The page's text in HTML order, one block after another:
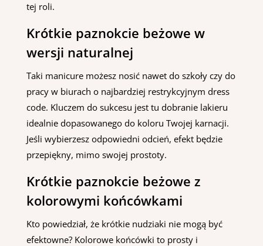
tej roli.
Krótkie paznokcie beżowe w
wersji naturalnej
Taki manicure możesz nosić nawet do szkoły czy do
pracy w biurach o najbardziej restrykcyjnym dress
code. Kluczem do sukcesu jest tu dobranie lakieru
idealnie dopasowanego do koloru Twojej karnacji.
Jeśli wybierzesz odpowiedni odcień, efekt będzie
przepiękny, mimo swojej prostoty.
Krótkie paznokcie beżowe z
kolorowymi końcówkami
Kto powiedział, że krótkie nudziaki nie mogą być
efektowne? Kolorowe końcówki to prosty i